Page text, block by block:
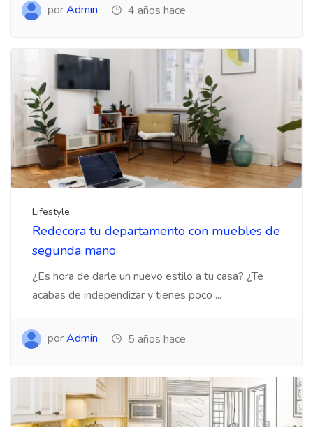
porAdmin 4 años hace
Lifestyle
Redecora tu departamento con muebles de
segunda mano
¿Es hora de darle un nuevo estilo a tu casa? ¿Te
acabas de independizar y tienes poco ...
porAdmin 5 años hace